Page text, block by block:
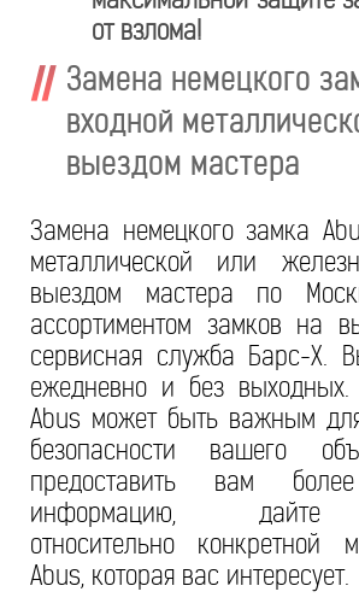
от взлома!
Замена немецкого
входной
выездом мастера
Замена немецкого замка
металлической или
выездом мастера по
ассортиментом замков на
сервисная служба Барс-Х.
ежедневно и без
Abus может быть важным
безопасности вашего
предоставить вам
информацию, дайте
относительно конкретной
Abus, которая вас интересует.